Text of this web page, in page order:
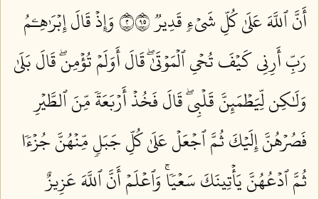
أَنَّ ٱللَّهَ عَلَىٰ كُلِّ شَيۡءٖ قَدِيرٞ ٢٥٩
وَإِذۡ قَالَ إِبۡرَٰهِـۧمُ
رَبِّ أَرِنِي كَيۡفَ تُحۡيِ ٱلۡمَوۡتَىٰۖ قَالَ أَوَلَمۡ تُؤۡمِنۖ قَالَ بَلَىٰ
وَلَٰكِن لِّيَطۡمَئِنَّ قَلۡبِيۖ قَالَ فَخُذۡ أَرۡبَعَةٗ مِّنَ ٱلطَّيۡرِ
فَصُرۡهُنَّ إِلَيۡكَ ثُمَّ ٱجۡعَلۡ عَلَىٰ كُلِّ جَبَلٖ مِّنۡهُنَّ جُزۡءٗا
ثُمَّ ٱدۡعُهُنَّ يَأۡتِينَكَ سَعۡيٗاۚ وَٱعۡلَمۡ أَنَّ ٱللَّهَ عَزِيزٌ